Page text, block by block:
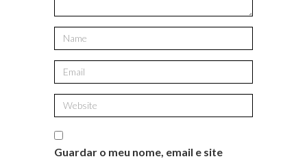
Guardar o meu nome, email e site